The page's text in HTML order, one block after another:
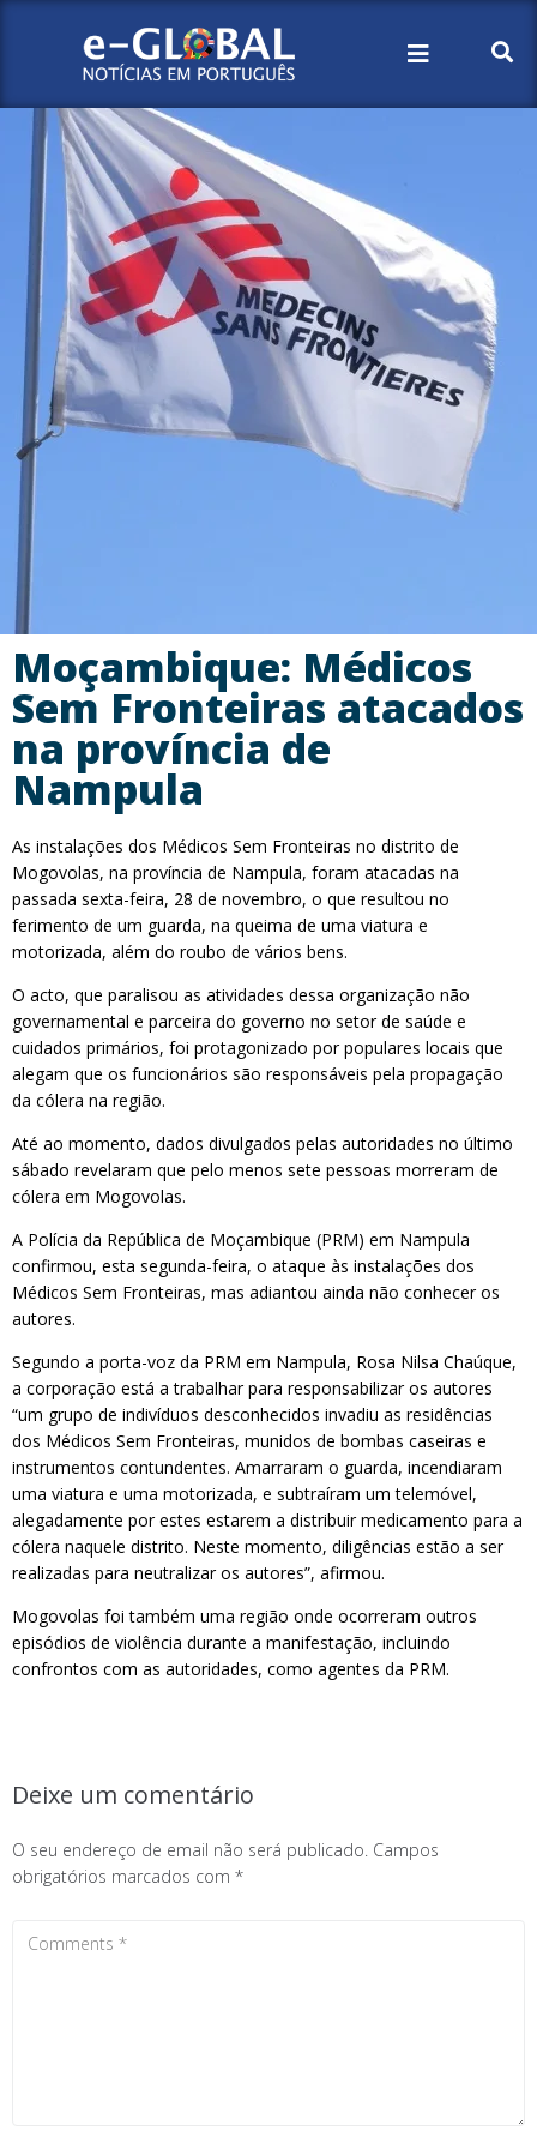
Moçambique: Médicos
Sem Fronteiras atacados
na província de
Nampula
As instalações dos Médicos Sem Fronteiras no distrito de
Mogovolas, na província de Nampula, foram atacadas na
passada sexta-feira, 28 de novembro, o que resultou no
ferimento de um guarda, na queima de uma viatura e
motorizada, além do roubo de vários bens.
O acto, que paralisou as atividades dessa organização não
governamental e parceira do governo no setor de saúde e
cuidados primários, foi protagonizado por populares locais que
alegam que os funcionários são responsáveis pela propagação
da cólera na região.
Até ao momento, dados divulgados pelas autoridades no último
sábado revelaram que pelo menos sete pessoas morreram de
cólera em Mogovolas.
A Polícia da República de Moçambique (PRM) em Nampula
confirmou, esta segunda-feira, o ataque às instalações dos
Médicos Sem Fronteiras, mas adiantou ainda não conhecer os
autores.
Segundo a porta-voz da PRM em Nampula, Rosa Nilsa Chaúque,
a corporação está a trabalhar para responsabilizar os autores
“um grupo de indivíduos desconhecidos invadiu as residências
dos Médicos Sem Fronteiras, munidos de bombas caseiras e
instrumentos contundentes. Amarraram o guarda, incendiaram
uma viatura e uma motorizada, e subtraíram um telemóvel,
alegadamente por estes estarem a distribuir medicamento para a
cólera naquele distrito. Neste momento, diligências estão a ser
realizadas para neutralizar os autores”, afirmou.
Mogovolas foi também uma região onde ocorreram outros
episódios de violência durante a manifestação, incluindo
confrontos com as autoridades, como agentes da PRM.
Deixe um comentário
O seu endereço de email não será publicado. Campos
obrigatórios marcados com *